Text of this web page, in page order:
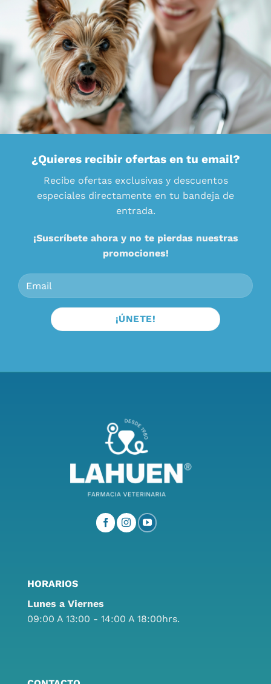
¿Quieres recibir ofertas en tu email?
Recibe ofertas exclusivas y descuentos
especiales directamente en tu bandeja de
entrada.
¡Suscríbete ahora y no te pierdas nuestras
promociones!
HORARIOS
Lunes a Viernes
09:00 A 13:00 - 14:00 A 18:00hrs.